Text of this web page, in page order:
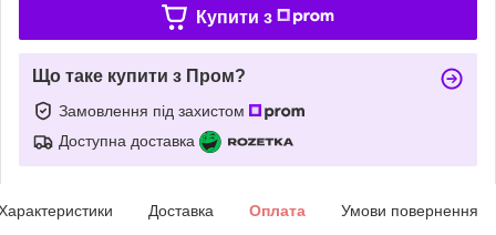
Купити з
Що таке купити з Пром?
Замовлення під захистом
Доступна доставка
Доставка Оплата Умови повернення